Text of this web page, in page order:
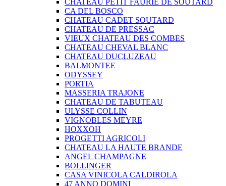
CHATEAU PETIT FAURIE DE SOUTARD
CA DEL BOSCO
CHATEAU CADET SOUTARD
CHATEAU DE PRESSAC
VIEUX CHATEAU DES COMBES
CHATEAU CHEVAL BLANC
CHATEAU DUCLUZEAU
BALMONTEE
ODYSSEY
PORTIA
MASSERIA TRAJONE
CHATEAU DE TABUTEAU
ULYSSE COLLIN
VIGNOBLES MEYRE
HOXXOH
PROGETTI AGRICOLI
CHATEAU LA HAUTE BRANDE
ANGEL CHAMPAGNE
BOLLINGER
CASA VINICOLA CALDIROLA
47 ANNO DOMINI